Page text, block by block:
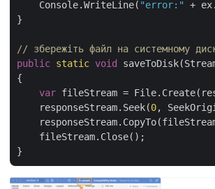
    Console.WriteLine(
"error:" +
}
// збережіть файл на системному
public static void
{
var fileStream =
    responseStream.Seek(
0,
    fileStream.Close();